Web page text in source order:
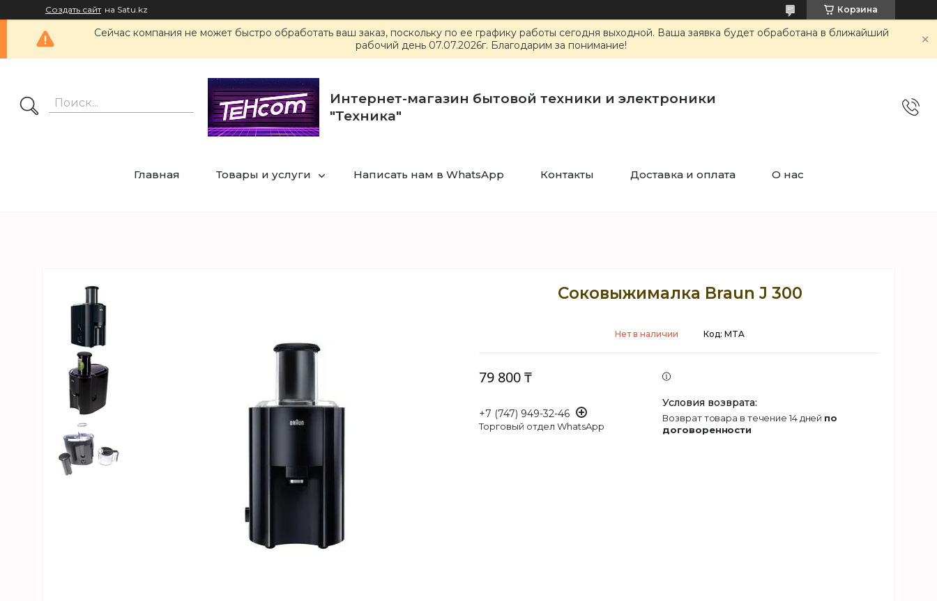
Создать сайт на Satu.kz Корзина
Сейчас компания не может быстро обработать ваш заказ, поскольку по ее графику работы сегодня выходной. Ваша заявка будет обработана в ближайший
рабочий день 07.07.2026г. Благодарим за понимание!
Интернет-магазин бытовой техники и электроники
"Техника"
Главная Товары и услуги Написать нам в WhatsApp Контакты Доставка и оплата О нас
Соковыжималка Braun J 300
Нет в наличии Код: MTA
79 800 ₸
+7 (747) 949-32-46
Торговый отдел WhatsApp
возврат товара в течение 14 дней по
договоренности